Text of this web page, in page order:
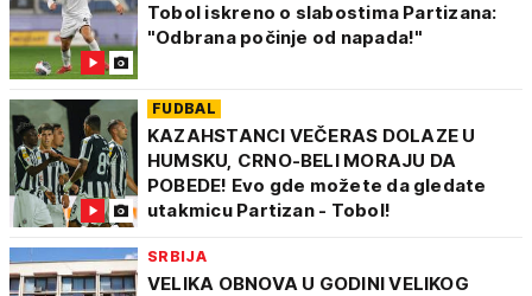
Tobol iskreno o slabostima Partizana:
"Odbrana počinje od napada!"
FUDBAL
KAZAHSTANCI VEČERAS DOLAZE U
HUMSKU, CRNO-BELI MORAJU DA
POBEDE! Evo gde možete da gledate
utakmicu Partizan - Tobol!
SRBIJA
VELIKA OBNOVA U GODINI VELIKOG